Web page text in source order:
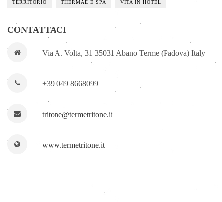
TERRITORIO THERMAE E SPA VITA IN HOTEL
CONTATTACI
Via A. Volta, 31 35031 Abano Terme (Padova) Italy
+39 049 8668099
tritone@termetritone.it
www.termetritone.it